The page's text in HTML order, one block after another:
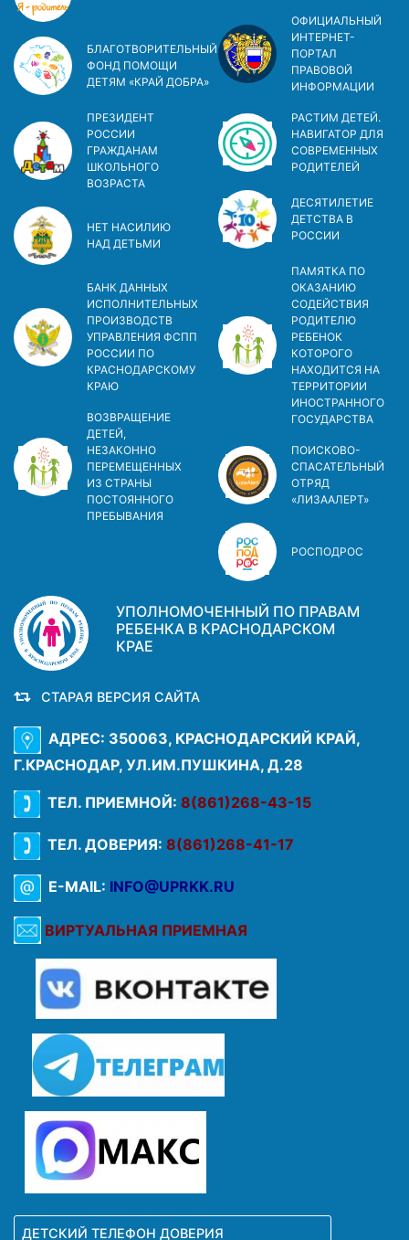
БЛАГОТВОРИТЕЛЬНЫЙ
ФОНД ПОМОЩИ
ДЕТЯМ «КРАЙ ДОБРА»
ПРЕЗИДЕНТ
РОССИИ
ГРАЖДАНАМ
ШКОЛЬНОГО
ВОЗРАСТА
НЕТ НАСИЛИЮ
НАД ДЕТЬМИ
БАНК ДАННЫХ
ИСПОЛНИТЕЛЬНЫХ
ПРОИЗВОДСТВ
УПРАВЛЕНИЯ ФСПП
РОССИИ ПО
КРАСНОДАРСКОМУ
КРАЮ
ВОЗВРАЩЕНИЕ
ДЕТЕЙ,
НЕЗАКОННО
ПЕРЕМЕЩЕННЫХ
ИЗ СТРАНЫ
ПОСТОЯННОГО
ПРЕБЫВАНИЯ
ОФИЦИАЛЬНЫЙ
ИНТЕРНЕТ-
ПОРТАЛ
ПРАВОВОЙ
ИНФОРМАЦИИ
РАСТИМ ДЕТЕЙ.
НАВИГАТОР ДЛЯ
СОВРЕМЕННЫХ
РОДИТЕЛЕЙ
ДЕСЯТИЛЕТИЕ
ДЕТСТВА В
РОСCИИ
ПАМЯТКА ПО
ОКАЗАНИЮ
СОДЕЙСТВИЯ
РОДИТЕЛЮ
РЕБЕНОК
КОТОРОГО
НАХОДИТСЯ НА
ТЕРРИТОРИИ
ИНОСТРАННОГО
ГОСУДАРСТВА
ПОИСКОВО-
СПАСАТЕЛЬНЫЙ
ОТРЯД
«ЛИЗААЛЕРТ»
РОСПОДРОС
УПОЛНОМОЧЕННЫЙ ПО ПРАВАМ
РЕБЕНКА В КРАСНОДАРСКОМ
КРАЕ
СТАРАЯ ВЕРСИЯ САЙТА
АДРЕС: 350063, КРАСНОДАРСКИЙ КРАЙ,
Г.КРАСНОДАР, УЛ.ИМ.ПУШКИНА, Д.28
ТЕЛ. ПРИЕМНОЙ: 8(861)268-43-15
ТЕЛ. ДОВЕРИЯ: 8(861)268-41-17
E-MAIL: INFO@UPRKK.RU
ВИРТУАЛЬНАЯ ПРИЕМНАЯ
ДЕТСКИЙ ТЕЛЕФОН ДОВЕРИЯ